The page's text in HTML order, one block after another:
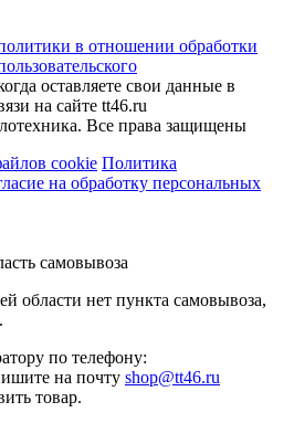
в отношении обработки
оставляете свои данные в
на сайте tt46.ru
. Все права защищены
cookie Политика
на обработку персональных
самовывоза
области нет пункта самовывоза,
по телефону:
на почту shop@tt46.ru
товар.